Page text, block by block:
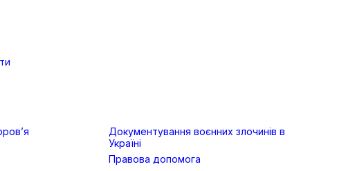
Документування воєнних злочинів в
Україні
Правова допомога